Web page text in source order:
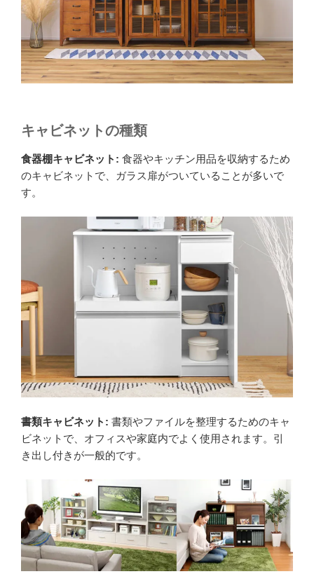
キャビネットの種類
食器棚キャビネット: 食器やキッチン用品を収納するため
のキャビネットで、ガラス扉がついていることが多いで
す。
書類キャビネット: 書類やファイルを整理するためのキャ
ビネットで、オフィスや家庭内でよく使用されます。引
き出し付きが一般的です。